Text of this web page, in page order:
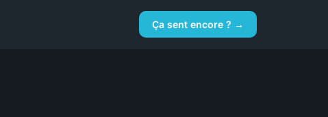
Ça sent encore ? →